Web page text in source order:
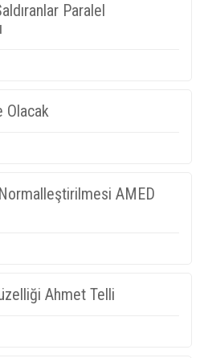
Paralel
Olacak
AMED
Ahmet Telli